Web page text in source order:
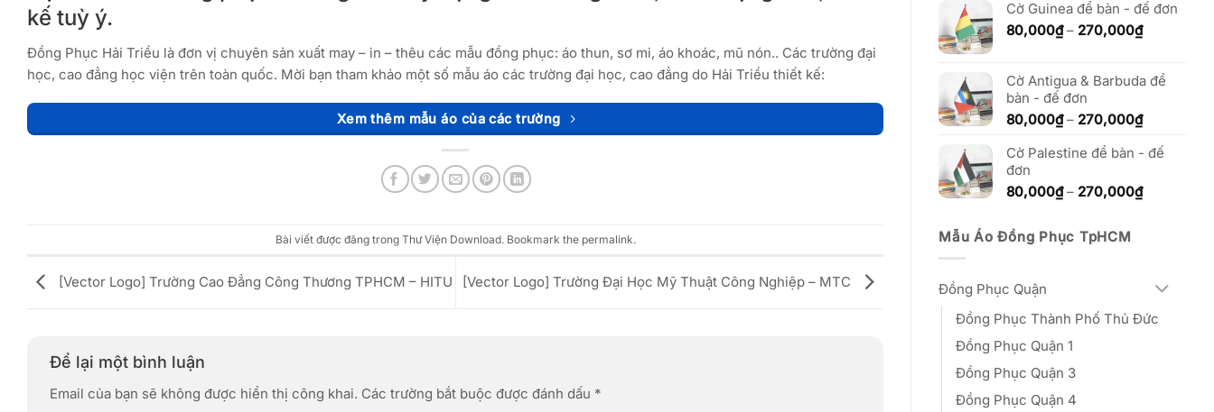
kế tuỳ ý.
Đồng Phục Hải Triều là đơn vị chuyên sản xuất may – in – thêu các mẫu đồng phục: áo thun, sơ mi, áo khoác, mũ nón.. Các trường đại
học, cao đẳng học viện trên toàn quốc. Mời bạn tham khảo một số mẫu áo các trường đại học, cao đẳng do Hải Triều thiết kế:
Xem thêm mẫu áo của các trường
Bài viết được đăng trong Thư Viện Download. Bookmark the permalink.
[Vector Logo] Trường Cao Đẳng Công Thương TPHCM – HITU [Vector Logo] Trường Đại Học Mỹ Thuật Công Nghiệp – MTC
Để lại một bình luận
Email của bạn sẽ không được hiển thị công khai. Các trường bắt buộc được đánh dấu *
từ
80,000₫
đến
Cờ Guinea để bàn - đế đơn
80,000₫ – 270,000₫Khoảng
80,000₫
270,000₫
Cờ Antigua & Barbuda để
bàn - đế đơn
80,000₫ – 270,000₫Khoảng
từ
đến
270,000₫
Cờ Palestine để bàn - đế
đơn
80,000₫ – 270,000₫Khoảng
Mẫu Áo Đồng Phục TpHCM
Đồng Phục Quận
Đồng Phục Thành Phố Thủ Đức
Đồng Phục Quận 1
Đồng Phục Quận 3
Đồng Phục Quận 4